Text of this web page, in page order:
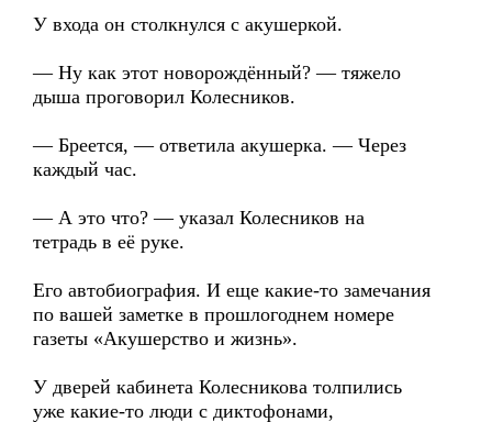
У входа он столкнулся с акушеркой.
— Ну как этот новорождённый? — тяжело
дыша проговорил Колесников.
— Бреется, — ответила акушерка. — Через
каждый час.
— А это что? — указал Колесников на
тетрадь в её руке.
Его автобиография. И еще какие-то замечания
по вашей заметке в прошлогоднем номере
газеты «Акушерство и жизнь».
У дверей кабинета Колесникова толпились
уже какие-то люди с диктофонами,